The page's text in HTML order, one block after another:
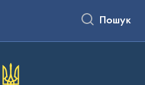
Пошук